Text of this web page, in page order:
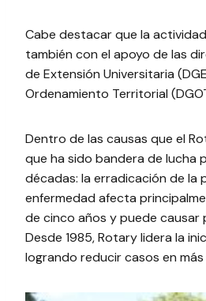
Cabe destacar que la
también con el apoyo de las
de Extensión Universitaria
Ordenamiento Territorial
Dentro de las causas que el
que ha sido bandera de lucha
décadas: la erradicación de la
enfermedad afecta
de cinco años y puede causar
Desde 1985, Rotary lidera la
logrando reducir casos en más